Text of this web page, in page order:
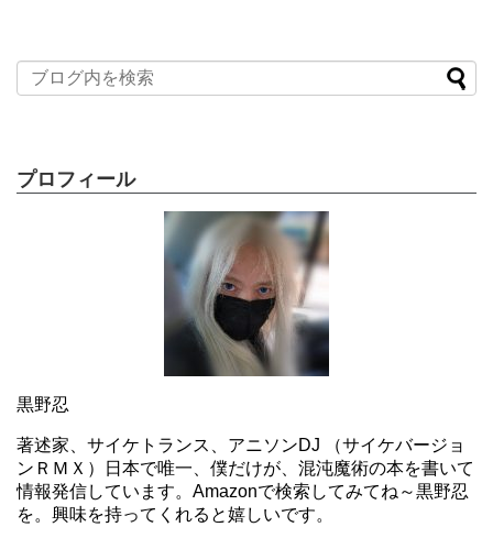
プロフィール
黒野忍
著述家、サイケトランス、アニソンDJ （サイケバージョ
ンＲＭＸ）日本で唯一、僕だけが、混沌魔術の本を書いて
情報発信しています。Amazonで検索してみてね～黒野忍
を。興味を持ってくれると嬉しいです。